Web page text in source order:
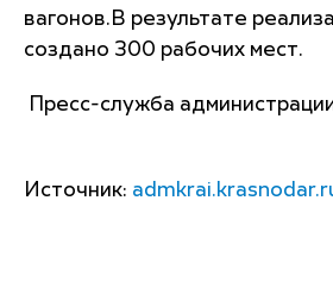
вагонов.В результате
создано 300 рабочих мест.
Пресс-служба
Источник: